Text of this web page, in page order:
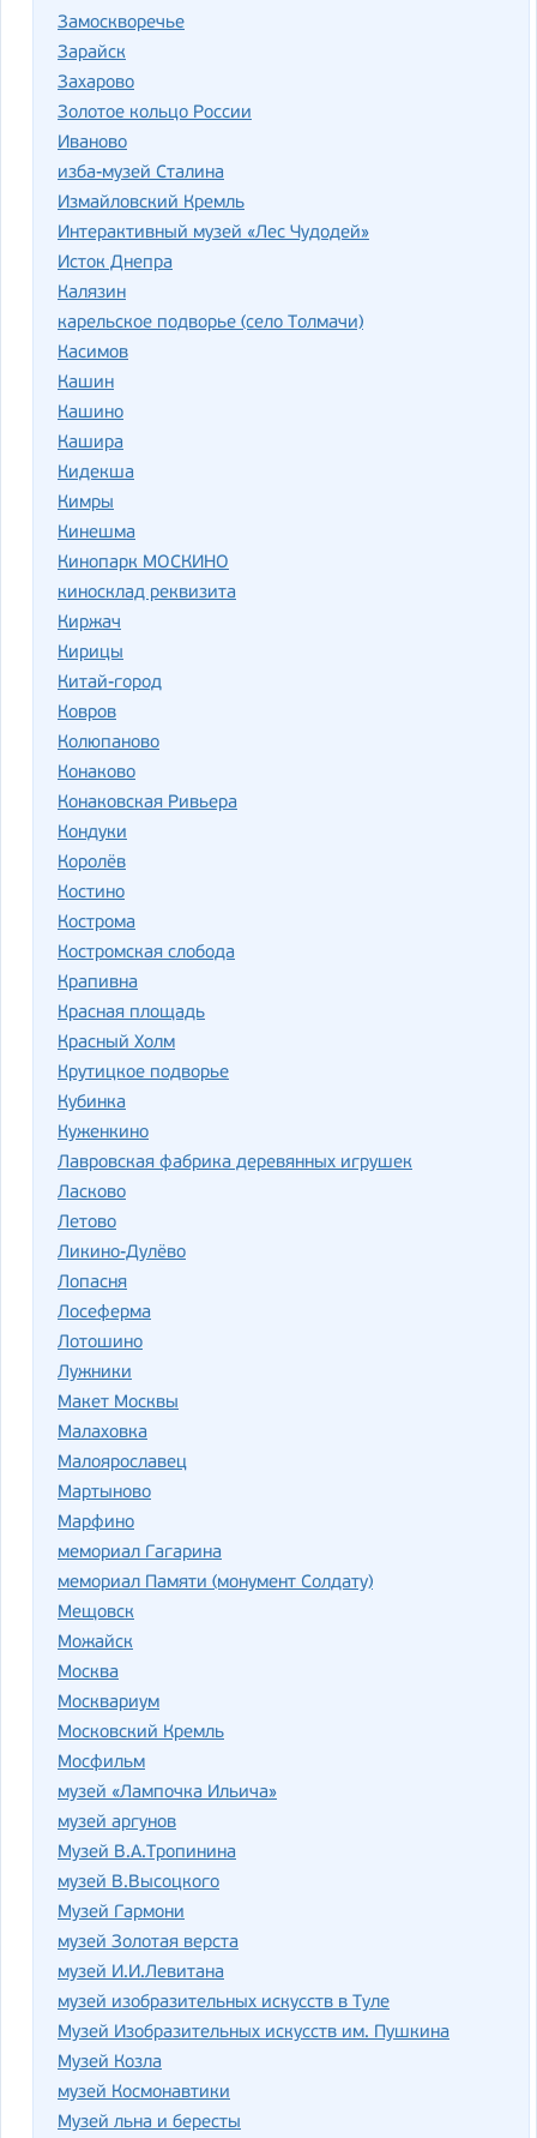
Замоскворечье
Зарайск
Захарово
Золотое кольцо России
Иваново
изба-музей Сталина
Измайловский Кремль
Интерактивный музей «Лес Чудодей»
Исток Днепра
Калязин
карельское подворье (село Толмачи)
Касимов
Кашин
Кашино
Кашира
Кидекша
Кимры
Кинешма
Кинопарк МОСКИНО
киносклад реквизита
Киржач
Кирицы
Китай-город
Ковров
Колюпаново
Конаково
Конаковская Ривьера
Кондуки
Королёв
Костино
Кострома
Костромская слобода
Крапивна
Красная площадь
Красный Холм
Крутицкое подворье
Кубинка
Куженкино
Лавровская фабрика деревянных игрушек
Ласково
Летово
Ликино-Дулёво
Лопасня
Лосеферма
Лотошино
Лужники
Макет Москвы
Малаховка
Малоярославец
Мартыново
Марфино
мемориал Гагарина
мемориал Памяти (монумент Солдату)
Мещовск
Можайск
Москва
Москвариум
Московский Кремль
Мосфильм
музей «Лампочка Ильича»
музей аргунов
Музей В.А.Тропинина
музей В.Высоцкого
Музей Гармони
музей Золотая верста
музей И.И.Левитана
музей изобразительных искусств в Туле
Музей Изобразительных искусств им. Пушкина
Музей Козла
музей Космонавтики
Музей льна и бересты